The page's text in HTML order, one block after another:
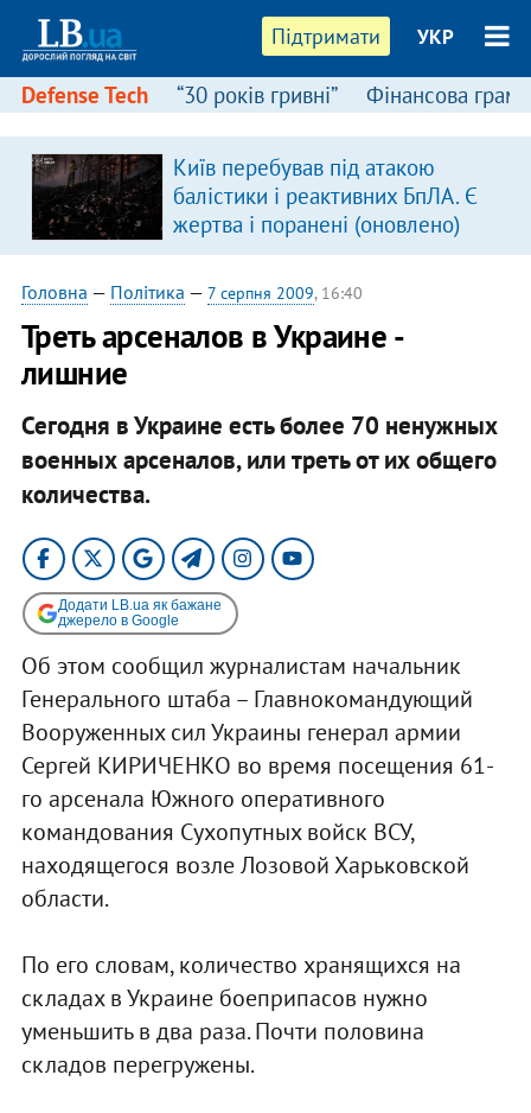
Підтримати УКР
Defense Tech “30 років гривні” Фінансова
Київ перебував під атакою
балістики і реактивних БпЛА. Є
жертва і поранені (оновлено)
Головна — Політика — 7 серпня 2009, 16:40
Треть арсеналов в Украине -
лишние
Сегодня в Украине есть более 70 ненужных
военных арсеналов, или треть от их общего
количества.
Додати LB.ua як бажане
джерело в Google
Об этом сообщил журналистам начальник
Генерального штаба – Главнокомандующий
Вооруженных сил Украины генерал армии
Сергей КИРИЧЕНКО во время посещения 61-
го арсенала Южного оперативного
командования Сухопутных войск ВСУ,
находящегося возле Лозовой Харьковской
области.
По его словам, количество хранящихся на
складах в Украине боеприпасов нужно
уменьшить в два раза. Почти половина
складов перегружены.